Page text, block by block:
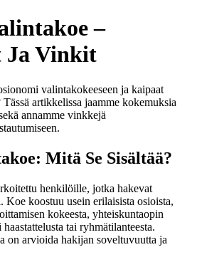
–
Ja Vinkit
valintakokeeseen ja kaipaat
artikkelissa jaamme kokemuksia
annamme vinkkejä
Mitä Se Sisältää?
henkilöille, jotka hakevat
Koe koostuu usein erilaisista osioista,
kokeesta, yhteiskuntaopin
tai ryhmätilanteesta.
on arvioida hakijan soveltuvuutta ja